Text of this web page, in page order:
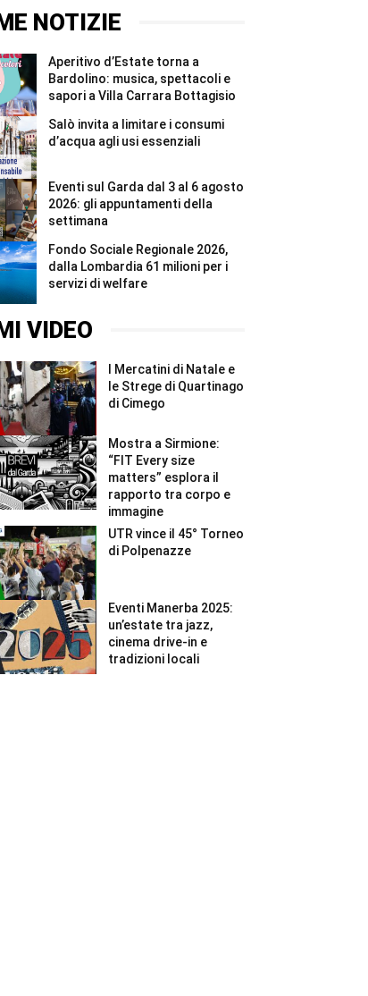
un
anno
turista
ferita
recuperata
elicottero
#Shorts
NOTIZIE
Aperitivo d’Estate torna a
Bardolino: musica, spettacoli e
sapori a Villa Carrara Bottagisio
Salò invita a limitare i consumi
d’acqua agli usi essenziali
Eventi sul Garda dal 3 al 6 agosto
2026: gli appuntamenti della
settimana
Fondo Sociale Regionale 2026,
dalla Lombardia 61 milioni per i
servizi di welfare
VIDEO
I Mercatini di Natale e
le Strege di Quartinago
di Cimego
Mostra a Sirmione:
“FIT Every size
matters” esplora il
rapporto tra corpo e
immagine
UTR vince il 45° Torneo
di Polpenazze
Eventi Manerba 2025:
un’estate tra jazz,
cinema drive-in e
tradizioni locali